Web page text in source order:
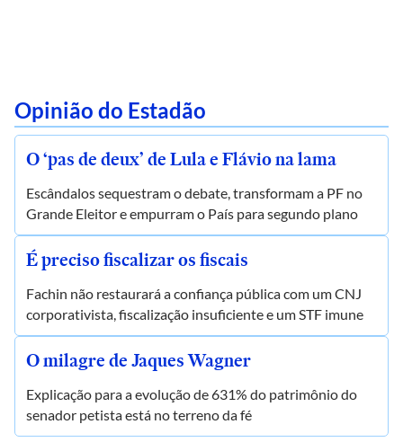
Opinião do Estadão
O ‘pas de deux’ de Lula e Flávio na lama
Escândalos sequestram o debate, transformam a PF no
Grande Eleitor e empurram o País para segundo plano
É preciso fiscalizar os fiscais
Fachin não restaurará a confiança pública com um CNJ
corporativista, fiscalização insuficiente e um STF imune
O milagre de Jaques Wagner
Explicação para a evolução de 631% do patrimônio do
senador petista está no terreno da fé